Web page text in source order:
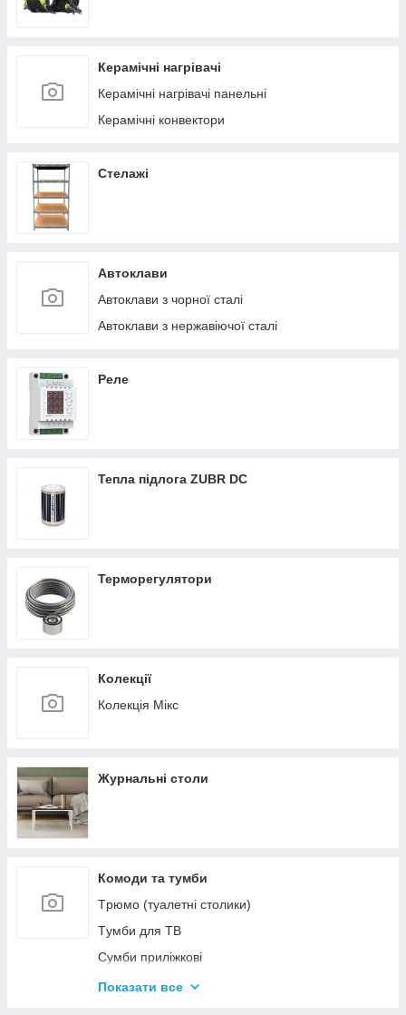
Керамічні нагрівачі
Керамічні нагрівачі панельні
Керамічні конвектори
Стелажі
Автоклави
Автоклави з чорної сталі
Автоклави з нержавіючої сталі
Реле
Тепла підлога ZUBR DC
Терморегулятори
Колекції
Колекція Мікс
Журнальні столи
Комоди та тумби
Tрюмо (туалетні столики)
Tумби для ТВ
Сумби приліжкові
Комоди
Показати все